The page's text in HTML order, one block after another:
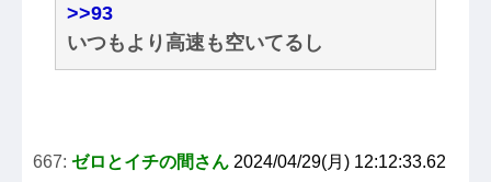
>>93
いつもより高速も空いてるし
667: ゼロとイチの間さん 2024/04/29(月) 12:12:33.62